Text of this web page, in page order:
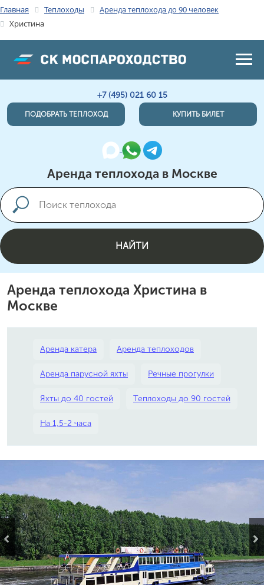
Главная Теплоходы
Аренда теплохода до 90 человек
Христина
+7 (495) 021 60 15
ПОДОБРАТЬ ТЕПЛОХОД КУПИТЬ БИЛЕТ
Аренда теплохода в Москве
НАЙТИ
Аренда теплохода Христина в
Москве
Аренда катера Аренда теплоходов
Аренда парусной яхты Речные прогулки
Яхты до 40 гостей Теплоходы до 90 гостей
На 1,5-2 часа